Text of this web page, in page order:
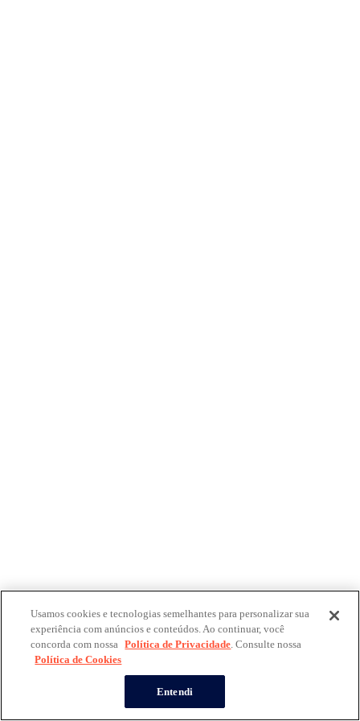
Usamos cookies e tecnologias semelhantes para personalizar sua
experiência com anúncios e conteúdos. Ao continuar, você
concorda com nossa Política de Privacidade. Consulte nossa
Política de Cookies
Entendi